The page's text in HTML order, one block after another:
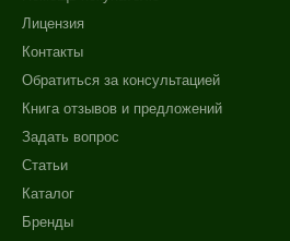
Лицензия
Контакты
Обратиться за консультацией
Книга отзывов и предложений
Задать вопрос
Статьи
Каталог
Бренды